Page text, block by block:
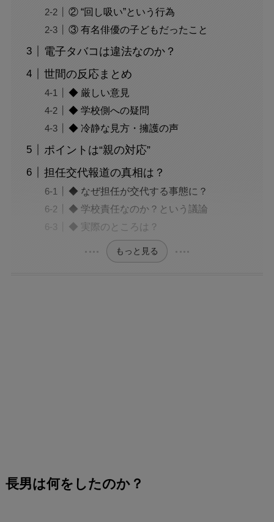
② “回し吸い”という行為
③ 有名俳優の子どもだったこと
電子タバコは違法なのか？
世間の反応まとめ
◆ 厳しい意見
◆ 学校側への疑問
◆ 冷静な見方・擁護の声
ポイントは“親の対応”
担任交代報道の真相は？
◆ なぜ担任が交代する事態に？
◆ 学校責任なのか？という議論
◆ 実際のところは？
もっと見る
長男は何をしたのか？